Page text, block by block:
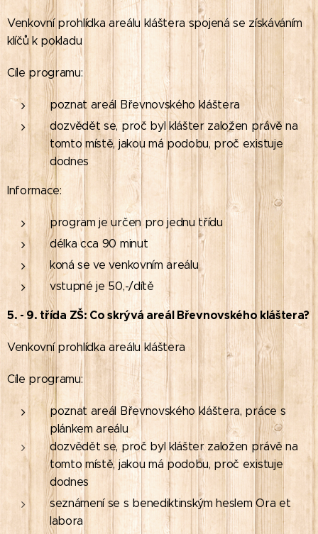
Venkovní prohlídka areálu kláštera spojená se získáváním
klíčů k pokladu
Cíle programu:
poznat areál Břevnovského kláštera
dozvědět se, proč byl klášter založen právě na
tomto místě, jakou má podobu, proč existuje
dodnes
Informace:
program je určen pro jednu třídu
délka cca 90 minut
koná se ve venkovním areálu
vstupné je 50,-/dítě
5. - 9. třída ZŠ: Co skrývá areál Břevnovského kláštera?
Venkovní prohlídka areálu kláštera
Cíle programu:
poznat areál Břevnovského kláštera, práce s
plánkem areálu
dozvědět se, proč byl klášter založen právě na
tomto místě, jakou má podobu, proč existuje
dodnes
seznámení se s benediktinským heslem Ora et
labora